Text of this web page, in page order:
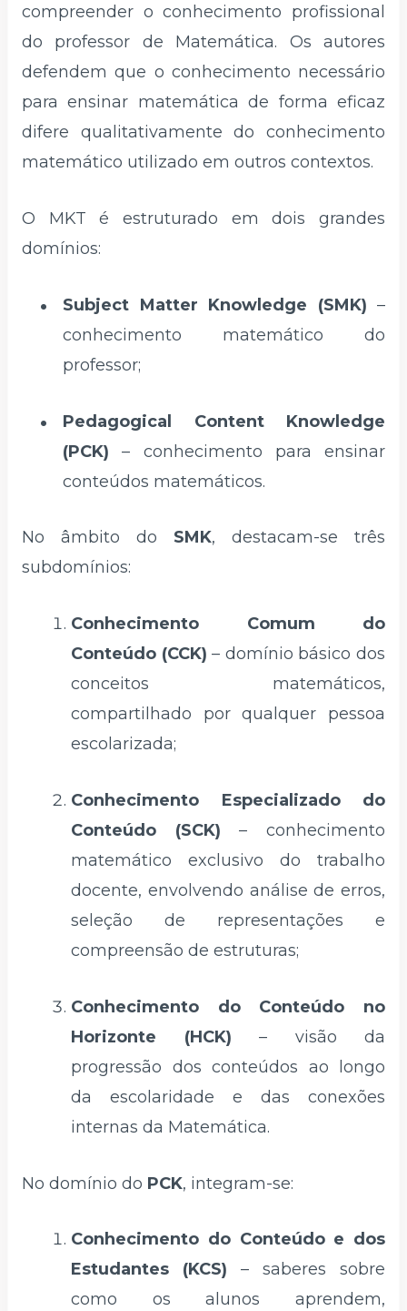
compreender o conhecimento profissional
do professor de Matemática. Os autores
defendem que o conhecimento necessário
para ensinar matemática de forma eficaz
difere qualitativamente do conhecimento
matemático utilizado em outros contextos.
O MKT é estruturado em dois grandes
domínios:
Subject Matter Knowledge (SMK) –
conhecimento matemático do
professor;
Pedagogical Content Knowledge
(PCK) – conhecimento para ensinar
conteúdos matemáticos.
No âmbito do SMK, destacam-se três
subdomínios:
Conhecimento Comum do
Conteúdo (CCK) – domínio básico dos
conceitos matemáticos,
compartilhado por qualquer pessoa
escolarizada;
Conhecimento Especializado do
Conteúdo (SCK) – conhecimento
matemático exclusivo do trabalho
docente, envolvendo análise de erros,
seleção de representações e
compreensão de estruturas;
Conhecimento do Conteúdo no
Horizonte (HCK) – visão da
progressão dos conteúdos ao longo
da escolaridade e das conexões
internas da Matemática.
No domínio do PCK, integram-se:
Conhecimento do Conteúdo e dos
Estudantes (KCS) – saberes sobre
como os alunos aprendem,